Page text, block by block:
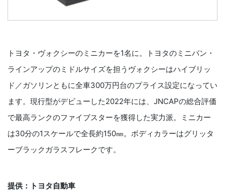
トヨタ・ヴォクシーのミニカーを1名に。トヨタのミニバン・
ラインアップのミドルサイズを担うヴォクシーはハイブリッ
ド／ガソリンともに全車300万円台のプライス設定になってい
ます。現行型がデビューした2022年には、JNCAPの総合評価
で最高ランクのファイブスターを獲得した実力派。ミニカー
は30分の1スケールで全長約150㎜。ボディカラーはグリッタ
ーブラックガラスフレークです。
提供：トヨタ自動車